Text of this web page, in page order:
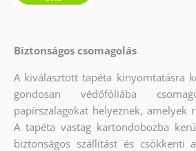
Biztonságos csomagolás
A kiválasztott tapéta kinyomtatásra
gondosan védőfóliába
papírszalagokat helyeznek, amelyek
A tapéta vastag kartondobozba
biztonságos szállítást és csökkenti